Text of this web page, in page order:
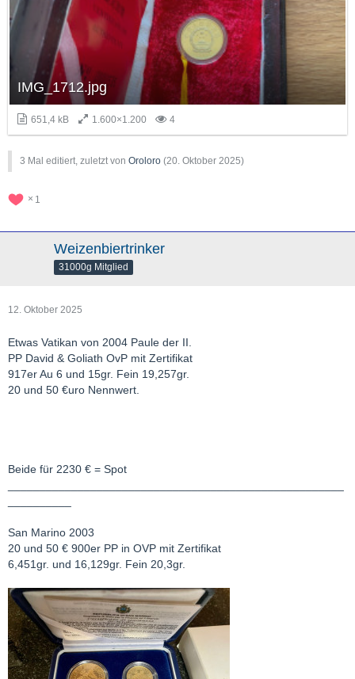
IMG_1712.jpg
651,4 kB 1.600×1.200 4
3 Mal editiert, zuletzt von Oroloro (20. Oktober 2025)
1
Weizenbiertrinker
31000g Mitglied
12. Oktober 2025
Etwas Vatikan von 2004 Paule der II.
PP David & Goliath OvP mit Zertifikat
917er Au 6 und 15gr. Fein 19,257gr.
20 und 50 €uro Nennwert.
Beide für 2230 € = Spot
San Marino 2003
20 und 50 € 900er PP in OVP mit Zertifikat
6,451gr. und 16,129gr. Fein 20,3gr.